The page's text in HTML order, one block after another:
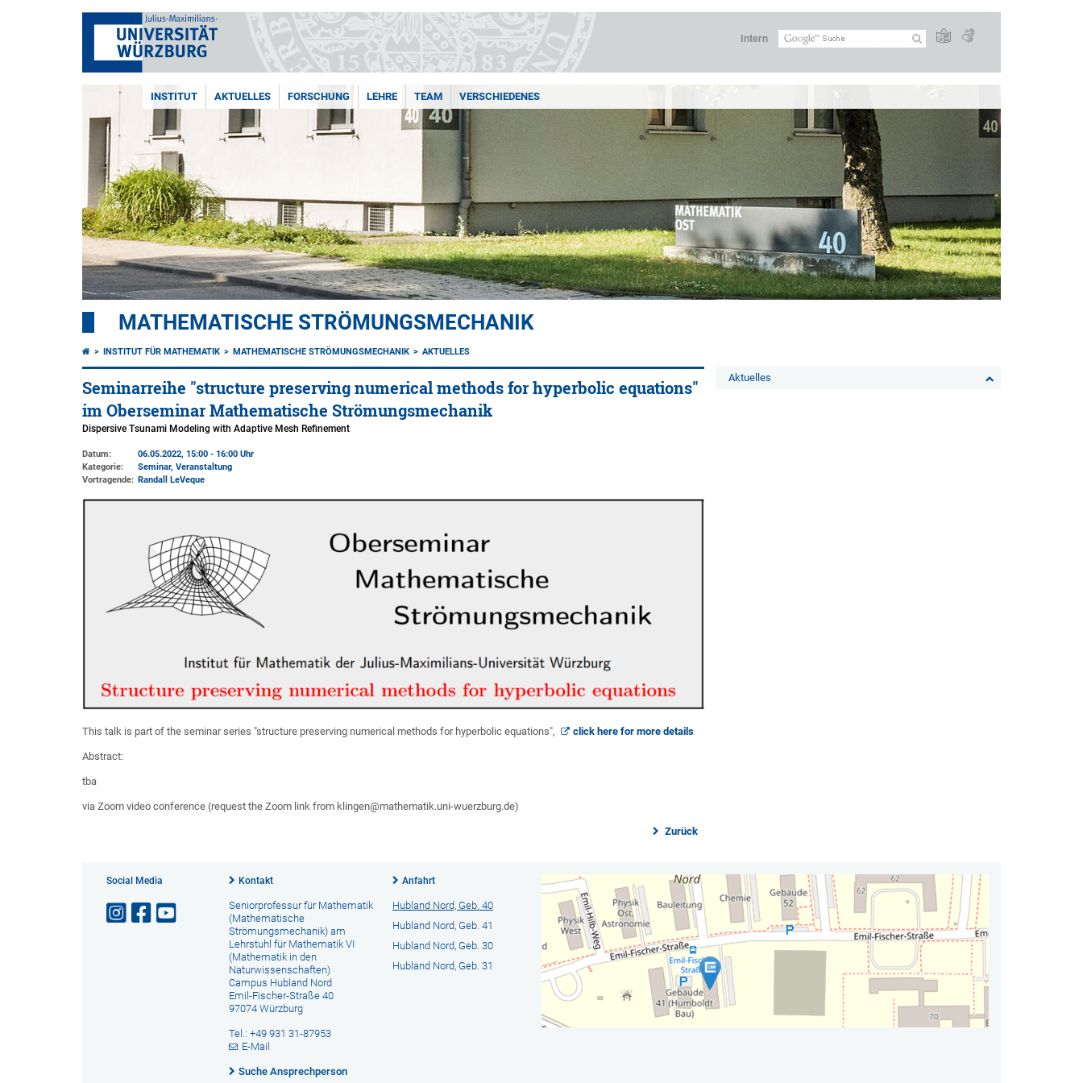
Intern
INSTITUT AKTUELLES FORSCHUNG LEHRE TEAM VERSCHIEDENES
MATHEMATISCHE STRÖMUNGSMECHANIK
INSTITUT FÜR MATHEMATIK MATHEMATISCHE STRÖMUNGSMECHANIK AKTUELLES
Seminarreihe "structure preserving numerical methods for hyperbolic equations"
im Oberseminar Mathematische Strömungsmechanik
Dispersive Tsunami Modeling with Adaptive Mesh Refinement
Datum:
06.05.2022, 15:00 - 16:00 Uhr
Kategorie:
Seminar, Veranstaltung
Vortragende: Randall LeVeque
This talk is part of the seminar series "structure preserving numerical methods for hyperbolic equations", click here for more details
Abstract:
tba
via Zoom video conference (request the Zoom link from klingen@mathematik.uni-wuerzburg.de)
Zurück
Aktuelles
Social Media Kontakt
Seniorprofessur für Mathematik
(Mathematische
Strömungsmechanik) am
Lehrstuhl für Mathematik VI
(Mathematik in den
Naturwissenschaften)
Campus Hubland Nord
Emil-Fischer-Straße 40
97074 Würzburg
Tel.: +49 931 31-87953
E-Mail
Suche Ansprechperson
Anfahrt
Hubland Nord, Geb. 40
Hubland Nord, Geb. 41
Hubland Nord, Geb. 30
Hubland Nord, Geb. 31